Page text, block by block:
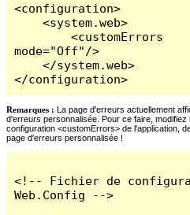
<configuration>
    <system.web>
        <customErrors
mode="Off"/>
    </system.web>
</configuration>
Remarques : La page d'erreurs actuellement
d'erreurs personnalisée. Pour ce faire,
configuration <customErrors> de l'application,
page d'erreurs personnalisée !
<!-- Fichier de
Web.Config -->